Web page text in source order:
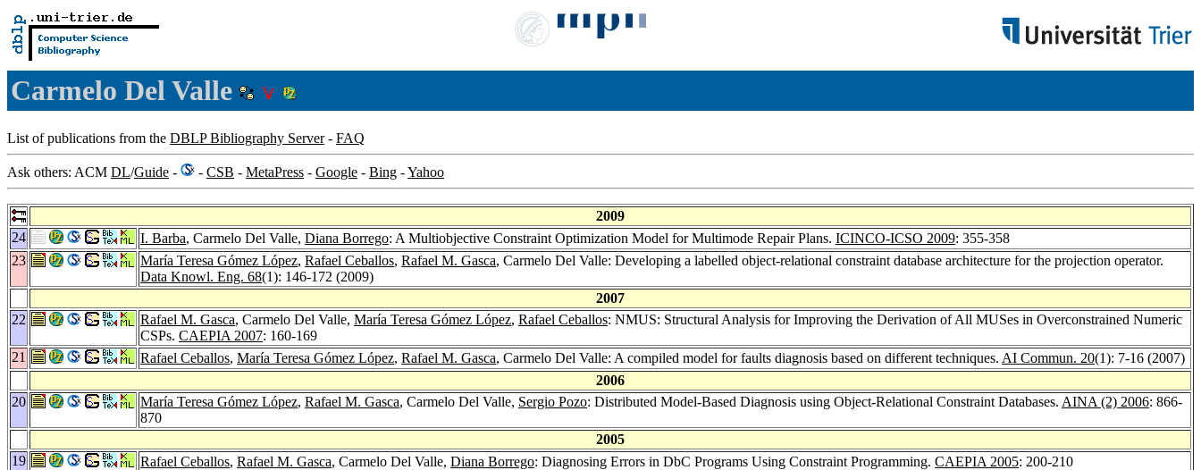
Carmelo Del Valle
List of publications from the DBLP Bibliography Server- FAQ
Ask others: ACM DL/Guide - - CSB - MetaPress - Google - Bing -Yahoo
2009
24
I. Barba, Carmelo Del Valle, Diana Borrego: A Multiobjective Constraint Optimization Model for Multimode Repair Plans. ICINCO-ICSO 2009: 355-358
23
María Teresa Gómez López, Rafael Ceballos, Rafael M. Gasca, Carmelo Del Valle: Developing a labelled object-relational constraint database architecture for the projection operator.
Data Knowl. Eng. 68(1): 146-172 (2009)
2007
22
Rafael M. Gasca, Carmelo Del Valle, María Teresa Gómez López, Rafael Ceballos: NMUS: Structural Analysis for Improving the Derivation of All MUSes in Overconstrained Numeric
CSPs. CAEPIA 2007: 160-169
21
Rafael Ceballos, María Teresa Gómez López, Rafael M. Gasca, Carmelo Del Valle: A compiled model for faults diagnosis based on different techniques. AI Commun. 20(1): 7-16 (2007)
2006
20
María Teresa Gómez López, Rafael M. Gasca, Carmelo Del Valle, Sergio Pozo: Distributed Model-Based Diagnosis using Object-Relational Constraint Databases. AINA (2) 2006: 866-
870
2005
19
Rafael Ceballos, Rafael M. Gasca, Carmelo Del Valle, Diana Borrego: Diagnosing Errors in DbC Programs Using Constraint Programming. CAEPIA 2005: 200-210